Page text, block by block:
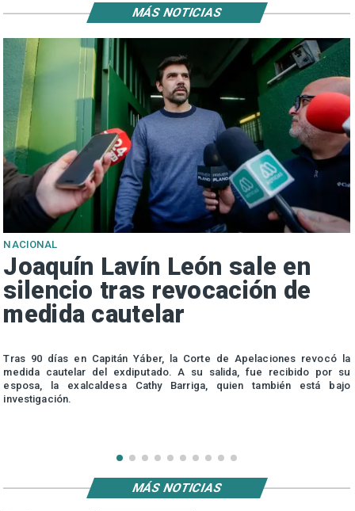
NACIONAL
Joaquín Lavín León sale en
silencio tras revocación de
medida cautelar
Tras 90 días en Capitán Yáber, la Corte de Apelaciones revocó la
medida cautelar del exdiputado. A su salida, fue recibido por su
esposa, la exalcaldesa Cathy Barriga, quien también está bajo
investigación.
MÁS NOTICIAS
MÁS NOTICIAS